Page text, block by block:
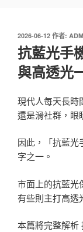
發
佈
於
2026-06-12 作者:
抗藍光手
與高透光
現代人每天長時
還是滑社群，眼
因此，「抗藍光
字之一。
市面上的抗藍光
有些則主打高透
本篇將完整解析